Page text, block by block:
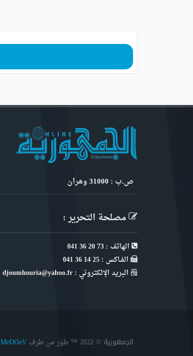
ص.ب : 31000 وهران
مصلحة التحرير :
الهاتف : 73 20 36 041
الفـاكس : 25 14 36 041
البريد الإلكتروني : djoumhouria@yahoo.fr
الجمهورية © 2022 ™ طور من طرف MeDⱭeV